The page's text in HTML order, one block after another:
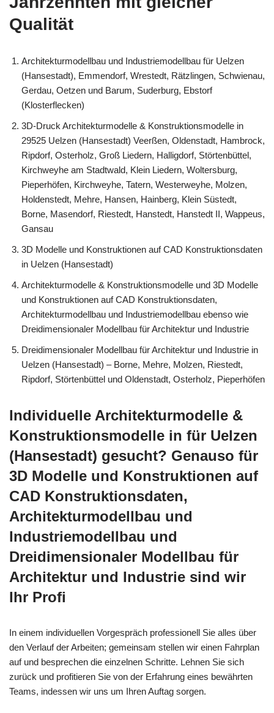
Qualität
Architekturmodellbau und Industriemodellbau für Uelzen
(Hansestadt), Emmendorf, Wrestedt, Rätzlingen, Schwienau,
Gerdau, Oetzen und Barum, Suderburg, Ebstorf
(Klosterflecken)
3D-Druck Architekturmodelle & Konstruktionsmodelle in
29525 Uelzen (Hansestadt) Veerßen, Oldenstadt, Hambrock,
Ripdorf, Osterholz, Groß Liedern, Halligdorf, Störtenbüttel,
Kirchweyhe am Stadtwald, Klein Liedern, Woltersburg,
Pieperhöfen, Kirchweyhe, Tatern, Westerweyhe, Molzen,
Holdenstedt, Mehre, Hansen, Hainberg, Klein Süstedt,
Borne, Masendorf, Riestedt, Hanstedt, Hanstedt II, Wappeus,
Gansau
3D Modelle und Konstruktionen auf CAD Konstruktionsdaten
in Uelzen (Hansestadt)
Architekturmodelle & Konstruktionsmodelle und 3D Modelle
und Konstruktionen auf CAD Konstruktionsdaten,
Architekturmodellbau und Industriemodellbau ebenso wie
Dreidimensionaler Modellbau für Architektur und Industrie
Dreidimensionaler Modellbau für Architektur und Industrie in
Uelzen (Hansestadt) – Borne, Mehre, Molzen, Riestedt,
Ripdorf, Störtenbüttel und Oldenstadt, Osterholz, Pieperhöfen
Individuelle Architekturmodelle &
Konstruktionsmodelle in für Uelzen
(Hansestadt) gesucht? Genauso für
3D Modelle und Konstruktionen auf
CAD Konstruktionsdaten,
Architekturmodellbau und
Industriemodellbau und
Dreidimensionaler Modellbau für
Architektur und Industrie sind wir
Ihr Profi
In einem individuellen Vorgespräch professionell Sie alles über
den Verlauf der Arbeiten; gemeinsam stellen wir einen Fahrplan
auf und besprechen die einzelnen Schritte. Lehnen Sie sich
zurück und profitieren Sie von der Erfahrung eines bewährten
Teams, indessen wir uns um Ihren Auftag sorgen.